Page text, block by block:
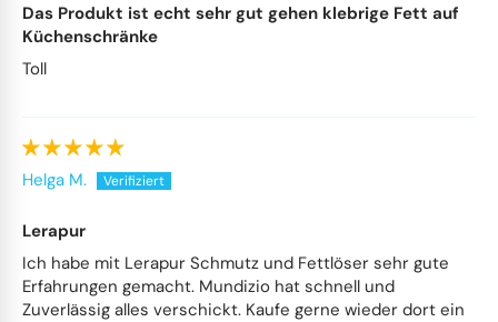
Das Produkt ist echt sehr gut gehen klebrige Fett auf
Küchenschränke
Toll
Helga M.
Lerapur
Ich habe mit Lerapur Schmutz und Fettlöser sehr gute
Erfahrungen gemacht. Mundizio hat schnell und
Zuverlässig alles verschickt. Kaufe gerne wieder dort ein